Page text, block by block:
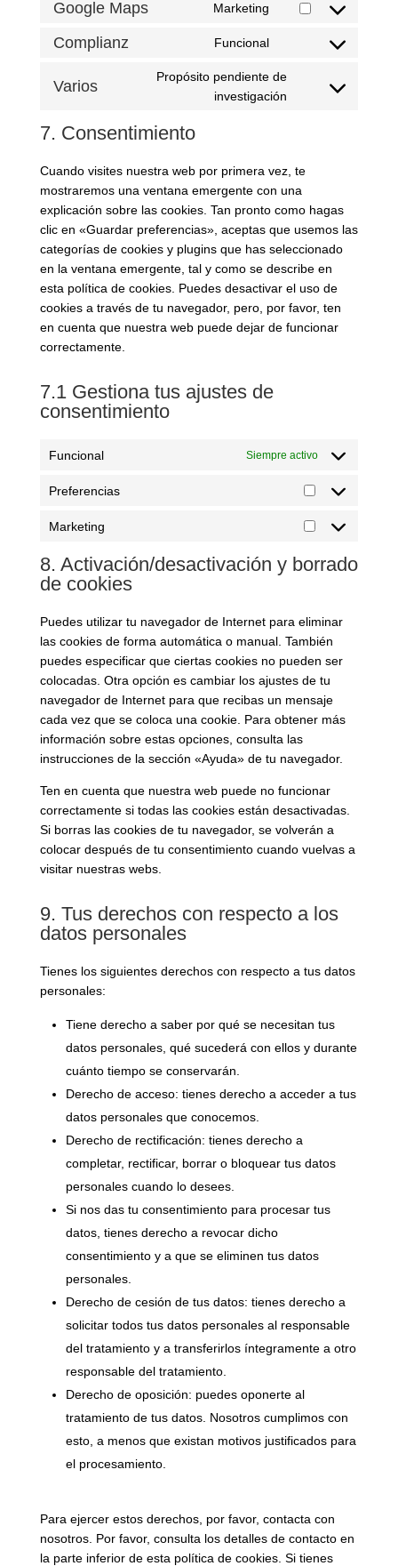
fonts
service
Google Maps Marketing
Consent
google-
maps
Complianz Funcional
Varios
Propósito pendiente de
investigación
Consent
7. Consentimiento
Cuando visites nuestra web por primera vez, te
mostraremos una ventana emergente con una
explicación sobre las cookies. Tan pronto como hagas
clic en «Guardar preferencias», aceptas que usemos las
categorías de cookies y plugins que has seleccionado
en la ventana emergente, tal y como se describe en
esta política de cookies. Puedes desactivar el uso de
cookies a través de tu navegador, pero, por favor, ten
en cuenta que nuestra web puede dejar de funcionar
correctamente.
7.1 Gestiona tus ajustes de
consentimiento
Funcional Siempre activo
Preferencias
Preferencias
Marketing
Marketing
8. Activación/desactivación y borrado
de cookies
Puedes utilizar tu navegador de Internet para eliminar
las cookies de forma automática o manual. También
puedes especificar que ciertas cookies no pueden ser
colocadas. Otra opción es cambiar los ajustes de tu
navegador de Internet para que recibas un mensaje
cada vez que se coloca una cookie. Para obtener más
información sobre estas opciones, consulta las
instrucciones de la sección «Ayuda» de tu navegador.
Ten en cuenta que nuestra web puede no funcionar
correctamente si todas las cookies están desactivadas.
Si borras las cookies de tu navegador, se volverán a
colocar después de tu consentimiento cuando vuelvas a
visitar nuestras webs.
9. Tus derechos con respecto a los
datos personales
Tienes los siguientes derechos con respecto a tus datos
personales:
Tiene derecho a saber por qué se necesitan tus
datos personales, qué sucederá con ellos y durante
cuánto tiempo se conservarán.
Derecho de acceso: tienes derecho a acceder a tus
datos personales que conocemos.
Derecho de rectificación: tienes derecho a
completar, rectificar, borrar o bloquear tus datos
personales cuando lo desees.
Si nos das tu consentimiento para procesar tus
datos, tienes derecho a revocar dicho
consentimiento y a que se eliminen tus datos
personales.
Derecho de cesión de tus datos: tienes derecho a
solicitar todos tus datos personales al responsable
del tratamiento y a transferirlos íntegramente a otro
responsable del tratamiento.
Derecho de oposición: puedes oponerte al
tratamiento de tus datos. Nosotros cumplimos con
esto, a menos que existan motivos justificados para
el procesamiento.
Para ejercer estos derechos, por favor, contacta con
nosotros. Por favor, consulta los detalles de contacto en
la parte inferior de esta política de cookies. Si tienes